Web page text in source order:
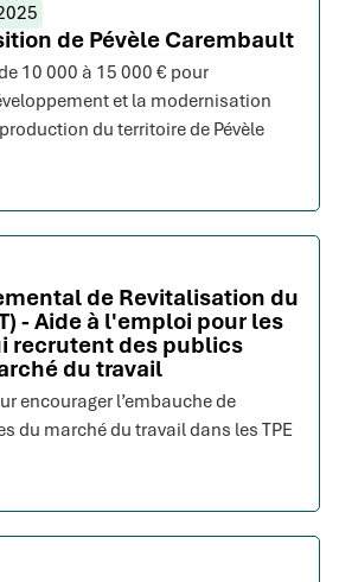
de Pévèle Carembault
10 000 à 15 000 € pour
et la modernisation
du territoire de Pévèle
de Revitalisation du
- Aide à l'emploi pour les
recrutent des publics
du travail
encourager l’embauche de
du marché du travail dans les TPE